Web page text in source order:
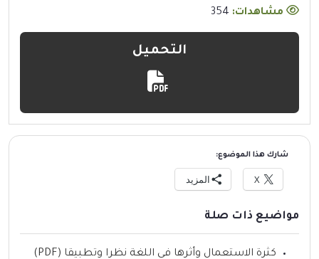
مشاهدات:
التحميل
شارك هذا الموضوع:
X المزيد
مواضيع ذات صلة
كثرة الاستعمال وأثرها في اللغة نظرا وتطبيقا (PDF)